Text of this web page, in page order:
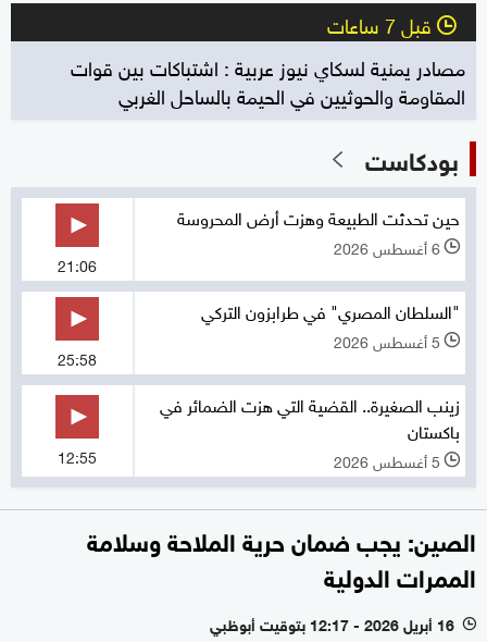
l قبل 7 ساعات
مصادر يمنية لسكاي نيوز عربية : اشتباكات بين قوات
المقاومة والحوثيين في الحيمة بالساحل الغربي
بودكاست
حين تحدثت الطبيعة وهزت أرض المحروسة
l 6 أغسطس 2026
21:06
"السلطان المصري" في طرابزون التركي
l 5 أغسطس 2026
25:58
زينب الصغيرة.. القضية التي هزت الضمائر في
باكستان
l 5 أغسطس 2026 12:55
الصين: يجب ضمان حرية الملاحة وسلامة
الممرات الدولية
l 16 أبريل 2026 - 12:17 بتوقيت أبوظبي